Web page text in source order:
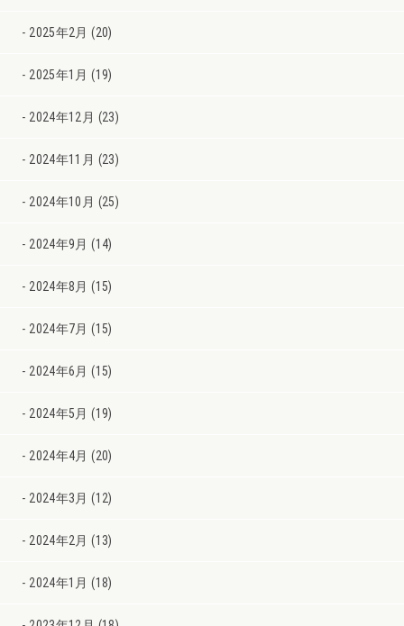
2025年2月 (20)
2025年1月 (19)
2024年12月 (23)
2024年11月 (23)
2024年10月 (25)
2024年9月 (14)
2024年8月 (15)
2024年7月 (15)
2024年6月 (15)
2024年5月 (19)
2024年4月 (20)
2024年3月 (12)
2024年2月 (13)
2024年1月 (18)